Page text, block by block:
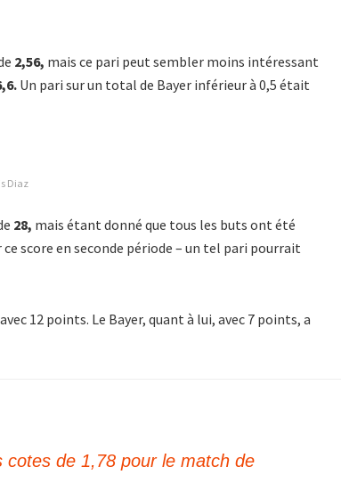
2,56, mais ce pari peut sembler moins intéressant
Un pari sur un total de Bayer inférieur à 0,5 était
Diaz
28, mais étant donné que tous les buts ont été
score en seconde période – un tel pari pourrait
12 points. Le Bayer, quant à lui, avec 7 points, a
cotes de 1,78 pour le match de